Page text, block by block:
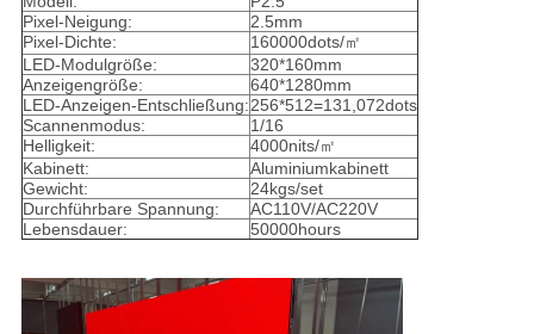
Pixel-Neigung:
2.5mm
Pixel-Dichte:
160000dots/㎡
LED-Modulgröße:
320*160mm
Anzeigengröße:
640*1280mm
LED-Anzeigen-Entschließung:256*512=131,072dots
Scannenmodus:
1/16
Helligkeit:
4000nits/㎡
Kabinett:
Aluminiumkabinett
Gewicht:
24kgs/set
Durchführbare Spannung:
AC110V/AC220V
Lebensdauer:
50000hours